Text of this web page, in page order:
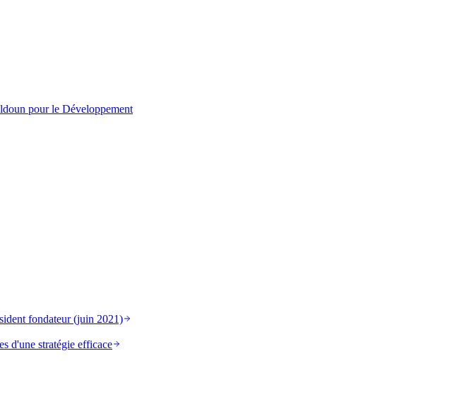
pour le Développement
fondateur (juin 2021)
d'une stratégie efficace